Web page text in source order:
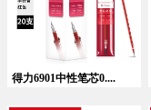
得力6901中性笔芯0....